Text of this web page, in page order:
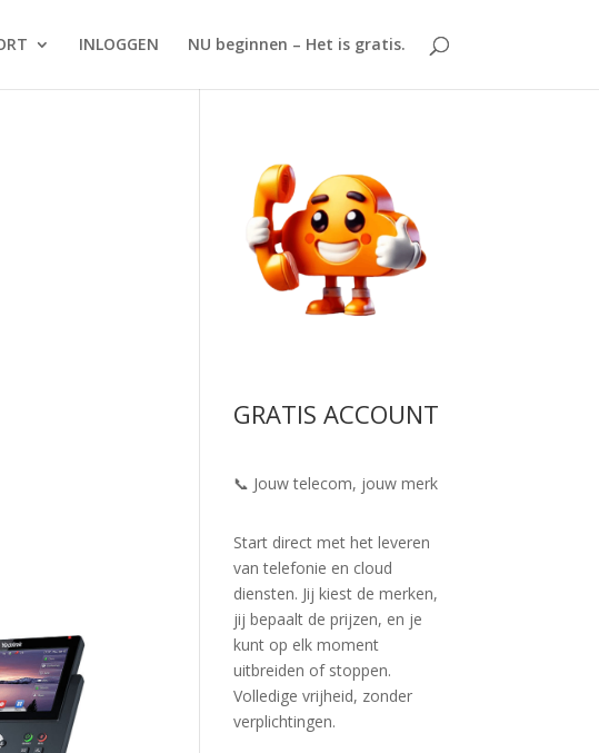
INLOGGEN NU beginnen – Het is gratis.
GRATIS ACCOUNT
📞 Jouw telecom, jouw merk
Start direct met het leveren
van telefonie en cloud
diensten. Jij kiest de merken,
jij bepaalt de prijzen, en je
kunt op elk moment
uitbreiden of stoppen.
Volledige vrijheid, zonder
verplichtingen.